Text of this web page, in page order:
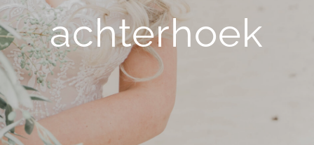
achterhoek